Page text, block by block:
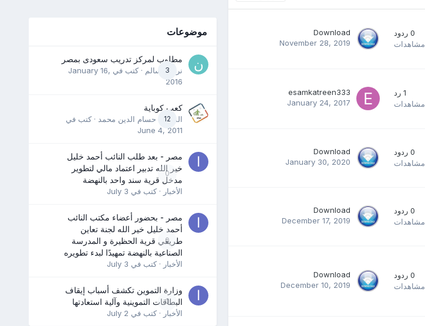
0 ردود
مشاهدات
Download
November 28, 2019
1 رد
مشاهدات
esamkatreen333
January 24, 2017
0 ردود
مشاهدات
Download
January 30, 2020
0 ردود
مشاهدات
Download
December 17, 2019
0 ردود
مشاهدات
Download
December 10, 2019
موضوعات
3
مطلوب لمركز تدريب سعودى بمصر
نرمين سالم · كتب في January 16,
2016
12
كعب كوباية
المدرب حسام الدين محمد · كتب في
June 4, 2011
0
مصر - بعد طلب النائب أحمد خليل
خير الله تدبير اعتماد مالي لتطوير
مدخل قرية سند واحد بالنهضة
الأخبار · كتب في July 3
0
مصر - بحضور أعضاء مكتب النائب
أحمد خليل خير الله لجنة تعاين
طريقي قرية الحظيرة و المدرسة
الصناعية بالنهضة تمهيدًا لبدء تطويره
الأخبار · كتب في July 3
0
وزارة التموين تكشف أسباب إيقاف
البطاقات التموينية وآلية استعادتها
الأخبار · كتب في July 2